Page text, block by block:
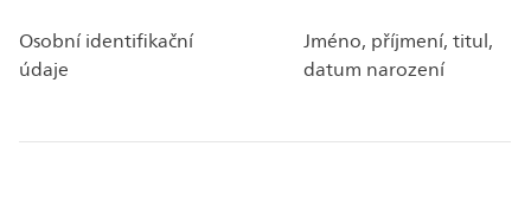
Osobní identifikační
údaje
Jméno, příjmení, titul,
datum narození